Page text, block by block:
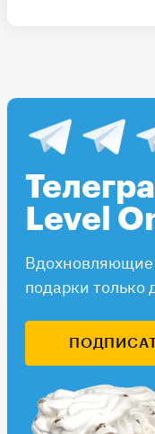
Level
Вдохновляющие
подарки только